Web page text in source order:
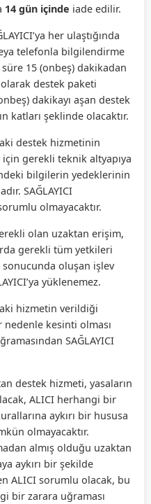
14 gün içinde iade edilir.
her ulaştığında
telefonla bilgilendirme
süre 15 (onbeş) dakikadan
destek paketi
dakikayı aşan destek
katları şeklinde olacaktır.
destek hizmetinin
gerekli teknik altyapıya
bilgilerin yedeklerinin
SAĞLAYICI
olmayacaktır.
olan uzaktan erişim,
gerekli tüm yetkileri
sonucunda oluşan işlev
yüklenemez.
hizmetin verildiği
kesinti olması
SAĞLAYICI
destek hizmeti, yasaların
ALICI herhangi bir
aykırı bir hususa
olmayacaktır.
almış olduğu uzaktan
aykırı bir şekilde
ALICI sorumlu olacak, bu
bir zarara uğraması